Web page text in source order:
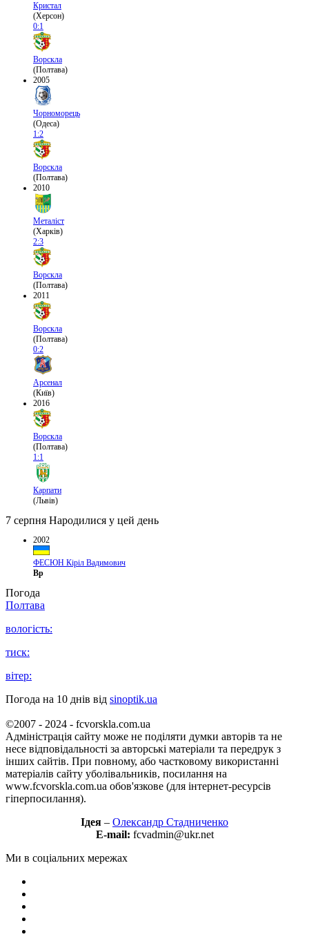
Кристал
(Херсон)
0:1
Ворскла
(Полтава)
2005
Чорноморець
(Одеса)
1:2
Ворскла
(Полтава)
2010
Металіст
(Харків)
2:3
Ворскла
(Полтава)
2011
Ворскла
(Полтава)
0:2
Арсенал
(Київ)
2016
Ворскла
(Полтава)
1:1
Карпати
(Львів)
7 серпня Народилися у цей день
2002
ФЕСЮН Кіріл Вадимович
Вр
Погода
Полтава
вологість:
тиск:
вітер:
Погода на 10 днів від sinoptik.ua
©2007 - 2024 - fcvorskla.com.ua
Адміністрація сайту може не поділяти думки авторів та не
несе відповідальності за авторські матеріали та передрук з
інших сайтів. При повному, або частковому використанні
матеріалів сайту уболівальників, посилання на
www.fcvorskla.com.ua обов'язкове (для інтернет-ресурсів
гіперпосилання).
Ідея – Олександр Стадниченко
E-mail: fcvadmin@ukr.net
Ми в соціальних мережах